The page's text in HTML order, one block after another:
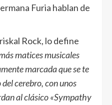
Furia hablan de
Rock, lo define
matices musicales
marcada que se te
cerebro, con unos
al clásico «Sympathy